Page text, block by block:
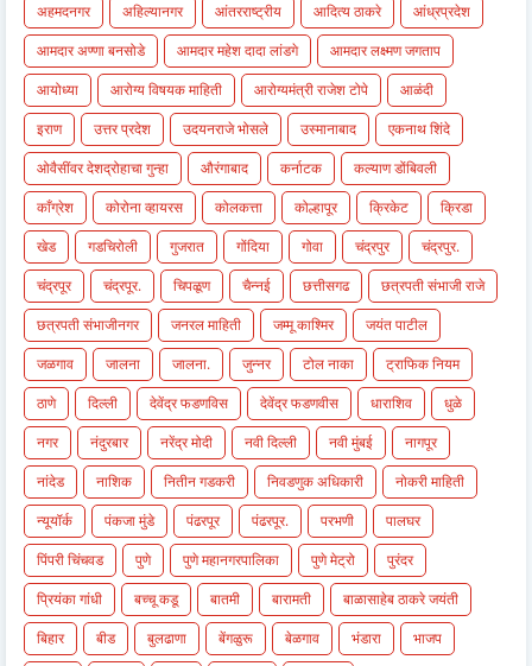
अहमदनगर
अहिल्यानगर आंतरराष्ट्रीय आदित्य ठाकरे
आंध्रप्रदेश
आमदार अण्णा बनसोडे
आमदार महेश दादा लांडगे
आमदार लक्ष्मण जगताप
आयोध्या
आरोग्य विषयक माहिती आरोग्यमंत्री राजेश टोपे
आळंदी
इराण
उत्तर प्रदेश उदयनराजे भोसले उस्मानाबाद
एकनाथ शिंदे
ओवैसींवर देशद्रोहाचा गुन्हा
औरंगाबाद कर्नाटक
कल्याण डोंबिवली
काँग्रेश
कोरोना व्हायरस कोलकत्ता कोल्हापूर क्रिकेट
क्रिडा
खेड
गडचिरोली गुजरात गोंदिया गोवा चंद्रपुर
चंद्रपुर.
चंद्रपूर
चंद्रपूर. चिपळूण चैन्नई छत्तीसगढ
छत्रपती संभाजी राजे
छत्रपती संभाजीनगर
जनरल माहिती जम्मू काश्मिर
जयंत पाटील
जळगाव
जालना जालना. जुन्नर टोल नाका
ट्राफिक नियम
ठाणे
दिल्ली देवेंद्र फडणविस देवेंद्र फडणवीस धाराशिव
धुळे
नगर
नंदुरबार नरेंद्र मोदी नवी दिल्ली नवी मुंबई
नागपूर
नांदेड
नाशिक नितीन गडकरी निवडणुक अधिकारी
नोकरी माहिती
न्यूयॉर्क
पंकजा मुंडे पंढरपूर पंढरपूर. परभणी
पालघर
पिंपरी चिंचवड
पुणे पुणे महानगरपालिका पुणे मेट्रो
पुरंदर
प्रियंका गांधी
बच्चू कडू बातमी बारामती
बाळासाहेब ठाकरे जयंती
बिहार
बीड बुलढाणा बेंगळुरू बेळगाव भंडारा
भाजप